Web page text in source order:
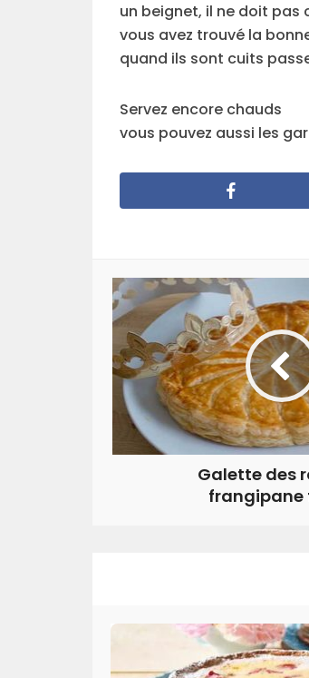
un beignet, il ne doit pas
vous avez trouvé la
quand ils sont cuits
Servez encore chauds
vous pouvez aussi les
Galette des
frangipane